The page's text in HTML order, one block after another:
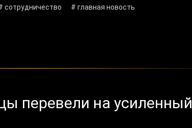
сотрудничество # главная новость
перевели на усиленный